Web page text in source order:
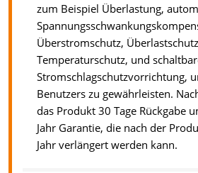
zum Beispiel Überlastung,
Überstromschutz,
Temperaturschutz, und
Stromschlagschutzvorrichtung,
Benutzers zu gewährleisten.
das Produkt 30 Tage Rückgabe
Jahr Garantie, die nach der
Jahr verlängert werden kann.